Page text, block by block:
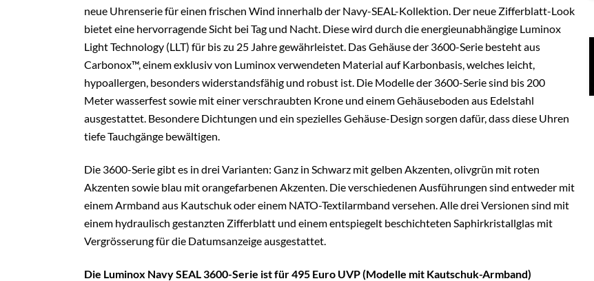
neue Uhrenserie für einen frischen Wind innerhalb der Navy-SEAL-Kollektion. Der neue Zifferblatt-Look
bietet eine hervorragende Sicht bei Tag und Nacht. Diese wird durch die energieunabhängige Luminox
Light Technology (LLT) für bis zu 25 Jahre gewährleistet. Das Gehäuse der 3600-Serie besteht aus
Carbonox™, einem exklusiv von Luminox verwendeten Material auf Karbonbasis, welches leicht,
hypoallergen, besonders widerstandsfähig und robust ist. Die Modelle der 3600-Serie sind bis 200
Meter wasserfest sowie mit einer verschraubten Krone und einem Gehäuseboden aus Edelstahl
ausgestattet. Besondere Dichtungen und ein spezielles Gehäuse-Design sorgen dafür, dass diese Uhren
tiefe Tauchgänge bewältigen.
Die 3600-Serie gibt es in drei Varianten: Ganz in Schwarz mit gelben Akzenten, olivgrün mit roten
Akzenten sowie blau mit orangefarbenen Akzenten. Die verschiedenen Ausführungen sind entweder mit
einem Armband aus Kautschuk oder einem NATO-Textilarmband versehen. Alle drei Versionen sind mit
einem hydraulisch gestanzten Zifferblatt und einem entspiegelt beschichteten Saphirkristallglas mit
Vergrösserung für die Datumsanzeige ausgestattet.
Die Luminox Navy SEAL 3600-Serie ist für 495 Euro UVP (Modelle mit Kautschuk-Armband)